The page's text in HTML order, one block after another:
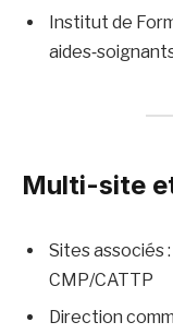
Institut de
Multi-site
Sites associés
CMP/CATTP
Direction